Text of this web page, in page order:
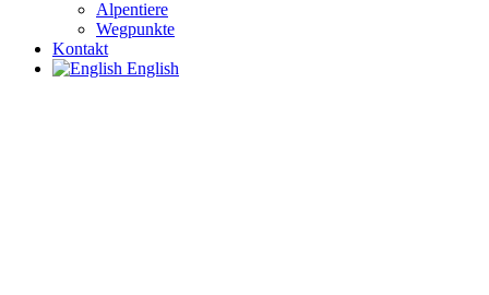
Alpentiere
Wegpunkte
Kontakt
English